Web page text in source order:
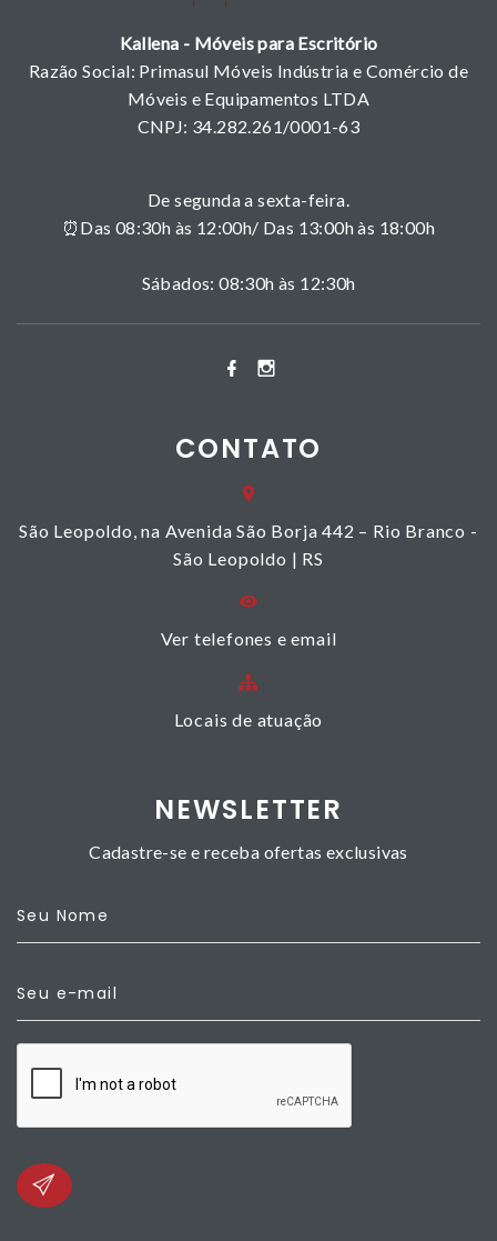
Kallena - Móveis para Escritório
Razão Social: Primasul Móveis Indústria e Comércio de
Móveis e Equipamentos LTDA
CNPJ: 34.282.261/0001-63
De segunda a sexta-feira.
⏰Das 08:30h às 12:00h/ Das 13:00h às 18:00h
Sábados: 08:30h às 12:30h
CONTATO
São Leopoldo, na Avenida São Borja 442 – Rio Branco -
São Leopoldo | RS
Ver telefones e email
Locais de atuação
NEWSLETTER
Cadastre-se e receba ofertas exclusivas
Seu Nome
Seu e-mail